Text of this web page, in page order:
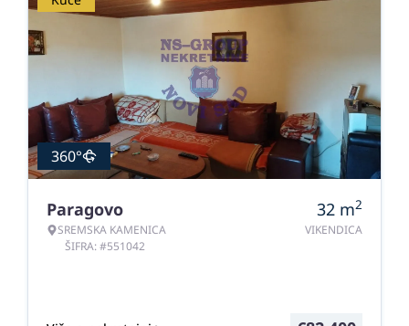
360°
Paragovo
SREMSKA KAMENICA
ŠIFRA: #551042
32 m2
VIKENDICA